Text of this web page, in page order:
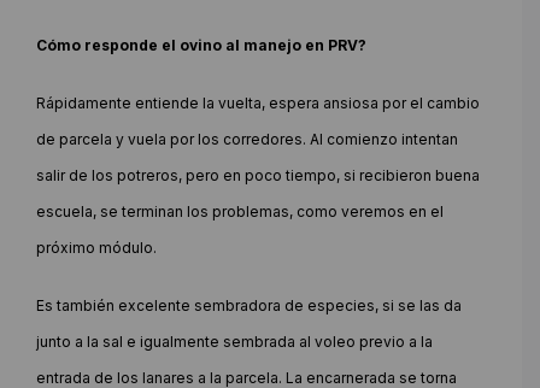
Cómo responde el ovino al manejo en PRV?
Rápidamente entiende la vuelta, espera ansiosa por el cambio
de parcela y vuela por los corredores. Al comienzo intentan
salir de los potreros, pero en poco tiempo, si recibieron buena
escuela, se terminan los problemas, como veremos en el
próximo módulo.
Es también excelente sembradora de especies, si se las da
junto a la sal e igualmente sembrada al voleo previo a la
entrada de los lanares a la parcela. La encarnerada se torna